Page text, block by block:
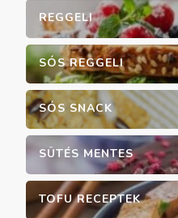
REGGELI
SÓS REGGELI
SÓS SNACK
SÜTÉS MENTES
TOFU RECEPTEK